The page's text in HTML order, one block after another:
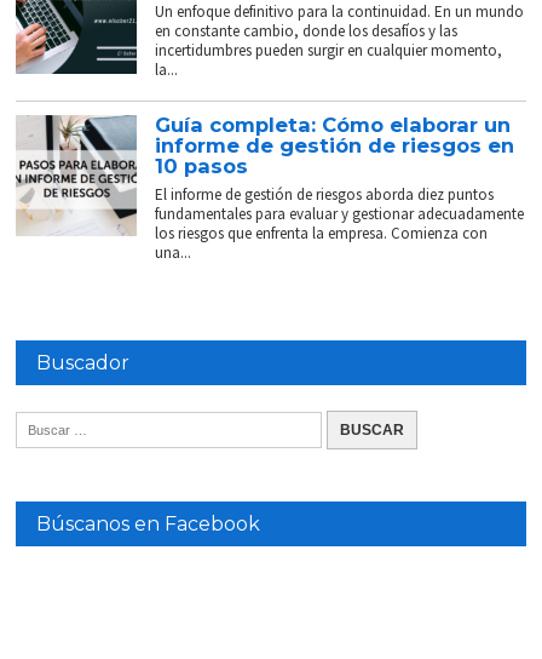
Un enfoque definitivo para la continuidad. En un mundo
en constante cambio, donde los desafíos y las
incertidumbres pueden surgir en cualquier momento,
la...
Guía completa: Cómo elaborar un
informe de gestión de riesgos en
10 pasos
El informe de gestión de riesgos aborda diez puntos
fundamentales para evaluar y gestionar adecuadamente
los riesgos que enfrenta la empresa. Comienza con
una...
Buscador
Búscanos en Facebook